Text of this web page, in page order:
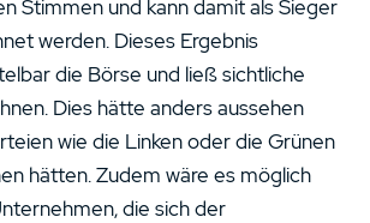
Stimmen und kann damit als Sieger
werden. Dieses Ergebnis
die Börse und ließ sichtliche
Dies hätte anders aussehen
wie die Linken oder die Grünen
hätten. Zudem wäre es möglich
die sich der